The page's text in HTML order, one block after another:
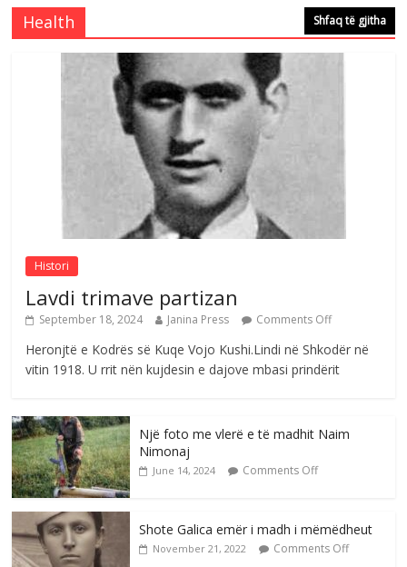
e invalidëve në Fushë Kosovë
Comments Off
Çlirimtari Agron Gërvalla me takime pune
në atdhe të shoqerisë Levizja
August 3, 2026 Comments Off
Postim me vlera nga artistja e mirëfilltë
Mimoza Gjoni
August 6, 2026 Comments Off
Health Shfaq të gjitha
Histori
Lavdi trimave partizan
September 18, 2024 Janina Press Comments Off
Heronjtë e Kodrës së Kuqe Vojo Kushi.Lindi në Shkodër në
vitin 1918. U rrit nën kujdesin e dajove mbasi prindërit
Një foto me vlerë e të madhit Naim
Nimonaj
June 14, 2024 Comments Off
Shote Galica emër i madh i mëmëdheut
November 21, 2022 Comments Off